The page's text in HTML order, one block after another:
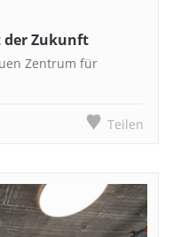
der Zukunft
Zentrum für
Teilen